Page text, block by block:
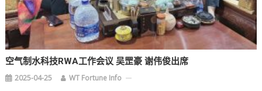
空气制水科技RWA工作会议 吴罡豪 谢伟俊出席
2025-04-25 WT Fortune Info